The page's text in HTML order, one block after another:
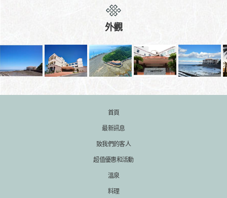
外觀
首頁
最新訊息
致我們的客人
超值優惠和活動
溫泉
料理